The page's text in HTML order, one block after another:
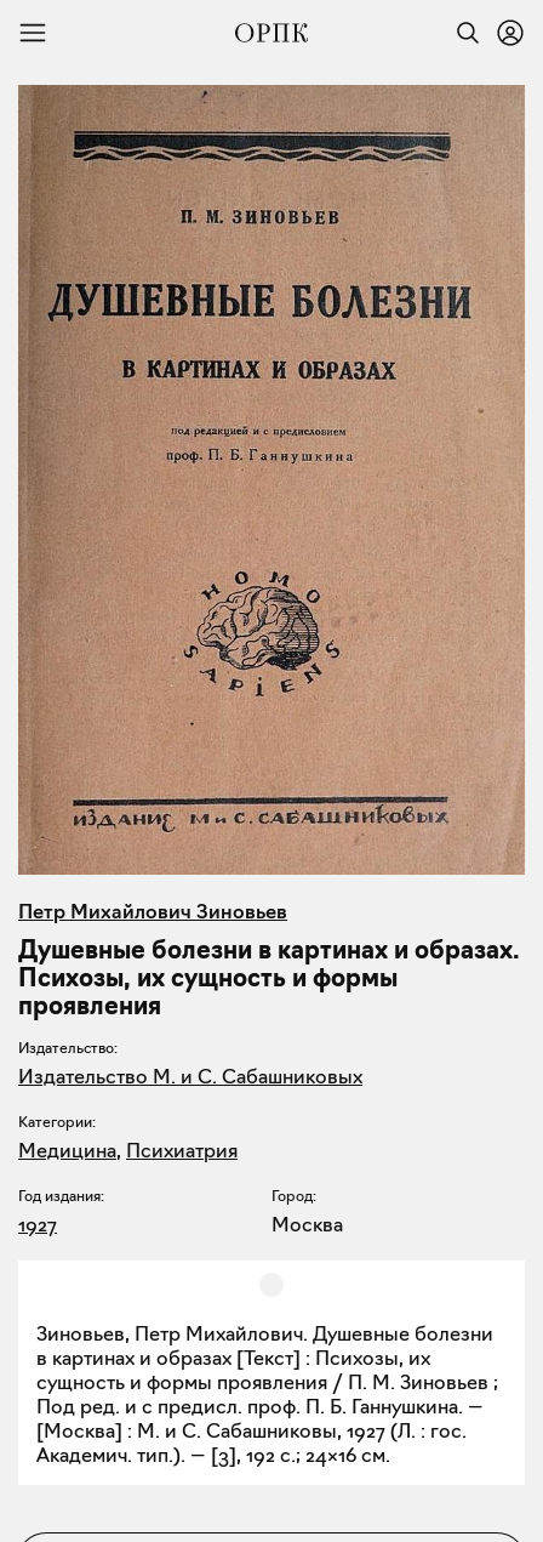
Петр Михайлович Зиновьев
Душевные болезни в картинах и образах.
Психозы, их сущность и формы
проявления
Издательство:
Издательство М. и С. Сабашниковых
Категории:
Медицина, Психиатрия
Год издания:
1927
Город:
Москва
Зиновьев, Петр Михайлович. Душевные болезни
в картинах и образах [Текст] : Психозы, их
сущность и формы проявления / П. М. Зиновьев ;
Под ред. и с предисл. проф. П. Б. Ганнушкина. —
[Москва] : М. и С. Сабашниковы, 1927 (Л. : гос.
Академич. тип.). — [3], 192 с.; 24×16 см.